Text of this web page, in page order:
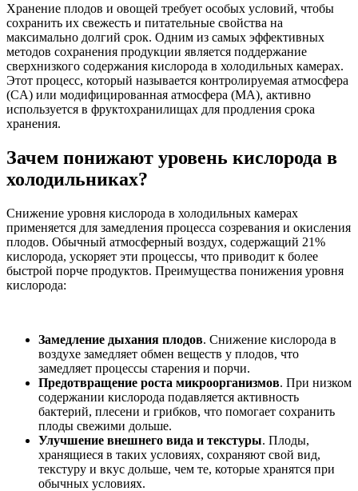
Хранение плодов и овощей требует особых условий, чтобы
сохранить их свежесть и питательные свойства на
максимально долгий срок. Одним из самых эффективных
методов сохранения продукции является поддержание
сверхнизкого содержания кислорода в холодильных камерах.
Этот процесс, который называется контролируемая атмосфера
(CA) или модифицированная атмосфера (MA), активно
используется в фруктохранилищах для продления срока
хранения.
Зачем понижают уровень кислорода в
холодильниках?
Снижение уровня кислорода в холодильных камерах
применяется для замедления процесса созревания и окисления
плодов. Обычный атмосферный воздух, содержащий 21%
кислорода, ускоряет эти процессы, что приводит к более
быстрой порче продуктов. Преимущества понижения уровня
кислорода:
Замедление дыхания плодов. Снижение кислорода в
воздухе замедляет обмен веществ у плодов, что
замедляет процессы старения и порчи.
Предотвращение роста микроорганизмов. При низком
содержании кислорода подавляется активность
бактерий, плесени и грибков, что помогает сохранить
плоды свежими дольше.
Улучшение внешнего вида и текстуры. Плоды,
хранящиеся в таких условиях, сохраняют свой вид,
текстуру и вкус дольше, чем те, которые хранятся при
обычных условиях.